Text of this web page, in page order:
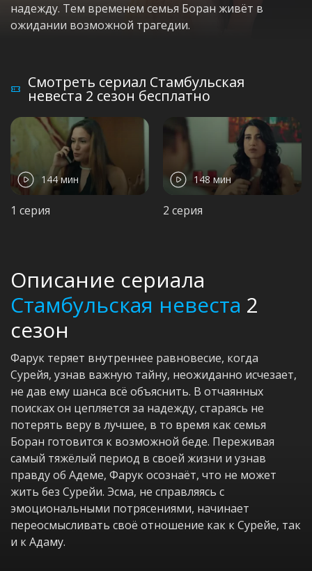
надежду. Тем временем семья Боран живёт в
ожидании возможной трагедии.
Смотреть сериал Стамбульская
невеста 2 сезон бесплатно
144 мин
1 серия
148 мин
2 серия
Описание сериала
Стамбульская невеста 2
сезон
Фарук теряет внутреннее равновесие, когда
Сурейя, узнав важную тайну, неожиданно исчезает,
не дав ему шанса всё объяснить. В отчаянных
поисках он цепляется за надежду, стараясь не
потерять веру в лучшее, в то время как семья
Боран готовится к возможной беде. Переживая
самый тяжёлый период в своей жизни и узнав
правду об Адеме, Фарук осознаёт, что не может
жить без Сурейи. Эсма, не справляясь с
эмоциональными потрясениями, начинает
переосмысливать своё отношение как к Сурейе, так
и к Адаму.